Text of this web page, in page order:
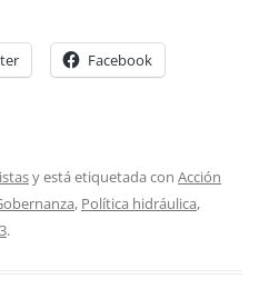
Facebook
y está etiquetada con Acción
, Política hidráulica,
.